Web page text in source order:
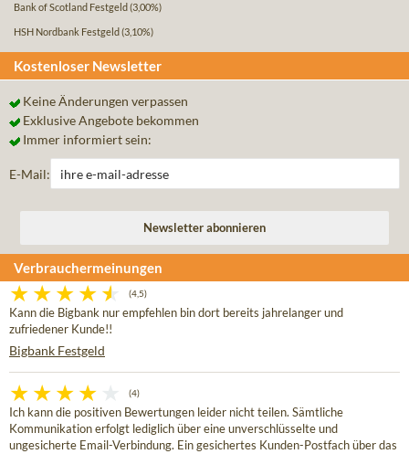
Bank of Scotland Festgeld (3,00%)
HSH Nordbank Festgeld (3,10%)
Kostenloser Newsletter
Keine Änderungen verpassen
Exklusive Angebote bekommen
Immer informiert sein:
E-Mail:
Verbrauchermeinungen
(4,5)
Kann die Bigbank nur empfehlen bin dort bereits jahrelanger und
zufriedener Kunde!!
Bigbank Festgeld
(4)
Ich kann die positiven Bewertungen leider nicht teilen. Sämtliche
Kommunikation erfolgt lediglich über eine unverschlüsselte und
ungesicherte Email-Verbindung. Ein gesichertes Kunden-Postfach über das